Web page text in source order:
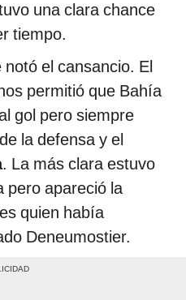
una clara chance
tiempo.
el cansancio. El
permitió que Bahía
gol pero siempre
la defensa y el
. La más clara estuvo
pero apareció la
quien había
Deneumostier.